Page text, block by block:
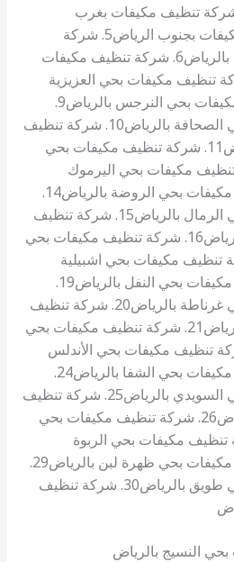
بشرق الرياض3. شركة تنظيف مكيفات بغرب
الرياض4. شركة تنظيف مكيفات بجنوب الرياض5. شركة
تنظيف مكيفات بحي العليا بالرياض6. شركة تنظيف مكيفات
بالرياض7. شركة تنظيف مكيفات بحي العزيزية
بالرياض8. شركة تنظيف مكيفات بحي النرجس بالرياض9.
شركة تنظيف مكيفات بحي الصحافة بالرياض10. شركة تنظيف
مكيفات بحي الملقا بالرياض11. شركة تنظيف مكيفات بحي
شركة تنظيف مكيفات بحي اليرموك
بالرياض13. شركة تنظيف مكيفات بحي الروضة بالرياض14.
شركة تنظيف مكيفات بحي الرمال بالرياض15. شركة تنظيف
مكيفات بحي المونسية بالرياض16. شركة تنظيف مكيفات بحي
بالرياض17. شركة تنظيف مكيفات بحي اشبيلية
بالرياض18. شركة تنظيف مكيفات بحي النفل بالرياض19.
شركة تنظيف مكيفات بحي غرناطة بالرياض20. شركة تنظيف
مكيفات بحي الياسمين بالرياض21. شركة تنظيف مكيفات بحي
بالرياض22. شركة تنظيف مكيفات بحي الأندلس
بالرياض23. شركة تنظيف مكيفات بحي الشفا بالرياض24.
شركة تنظيف مكيفات بحي السويدي بالرياض25. شركة تنظيف
مكيفات بحي البديعة بالرياض26. شركة تنظيف مكيفات بحي
شركة تنظيف مكيفات بحي الربوة
بالرياض28. شركة تنظيف مكيفات بحي ظهرة لبن بالرياض29.
شركة تنظيف مكيفات بحي طويق بالرياض30. شركة تنظيف